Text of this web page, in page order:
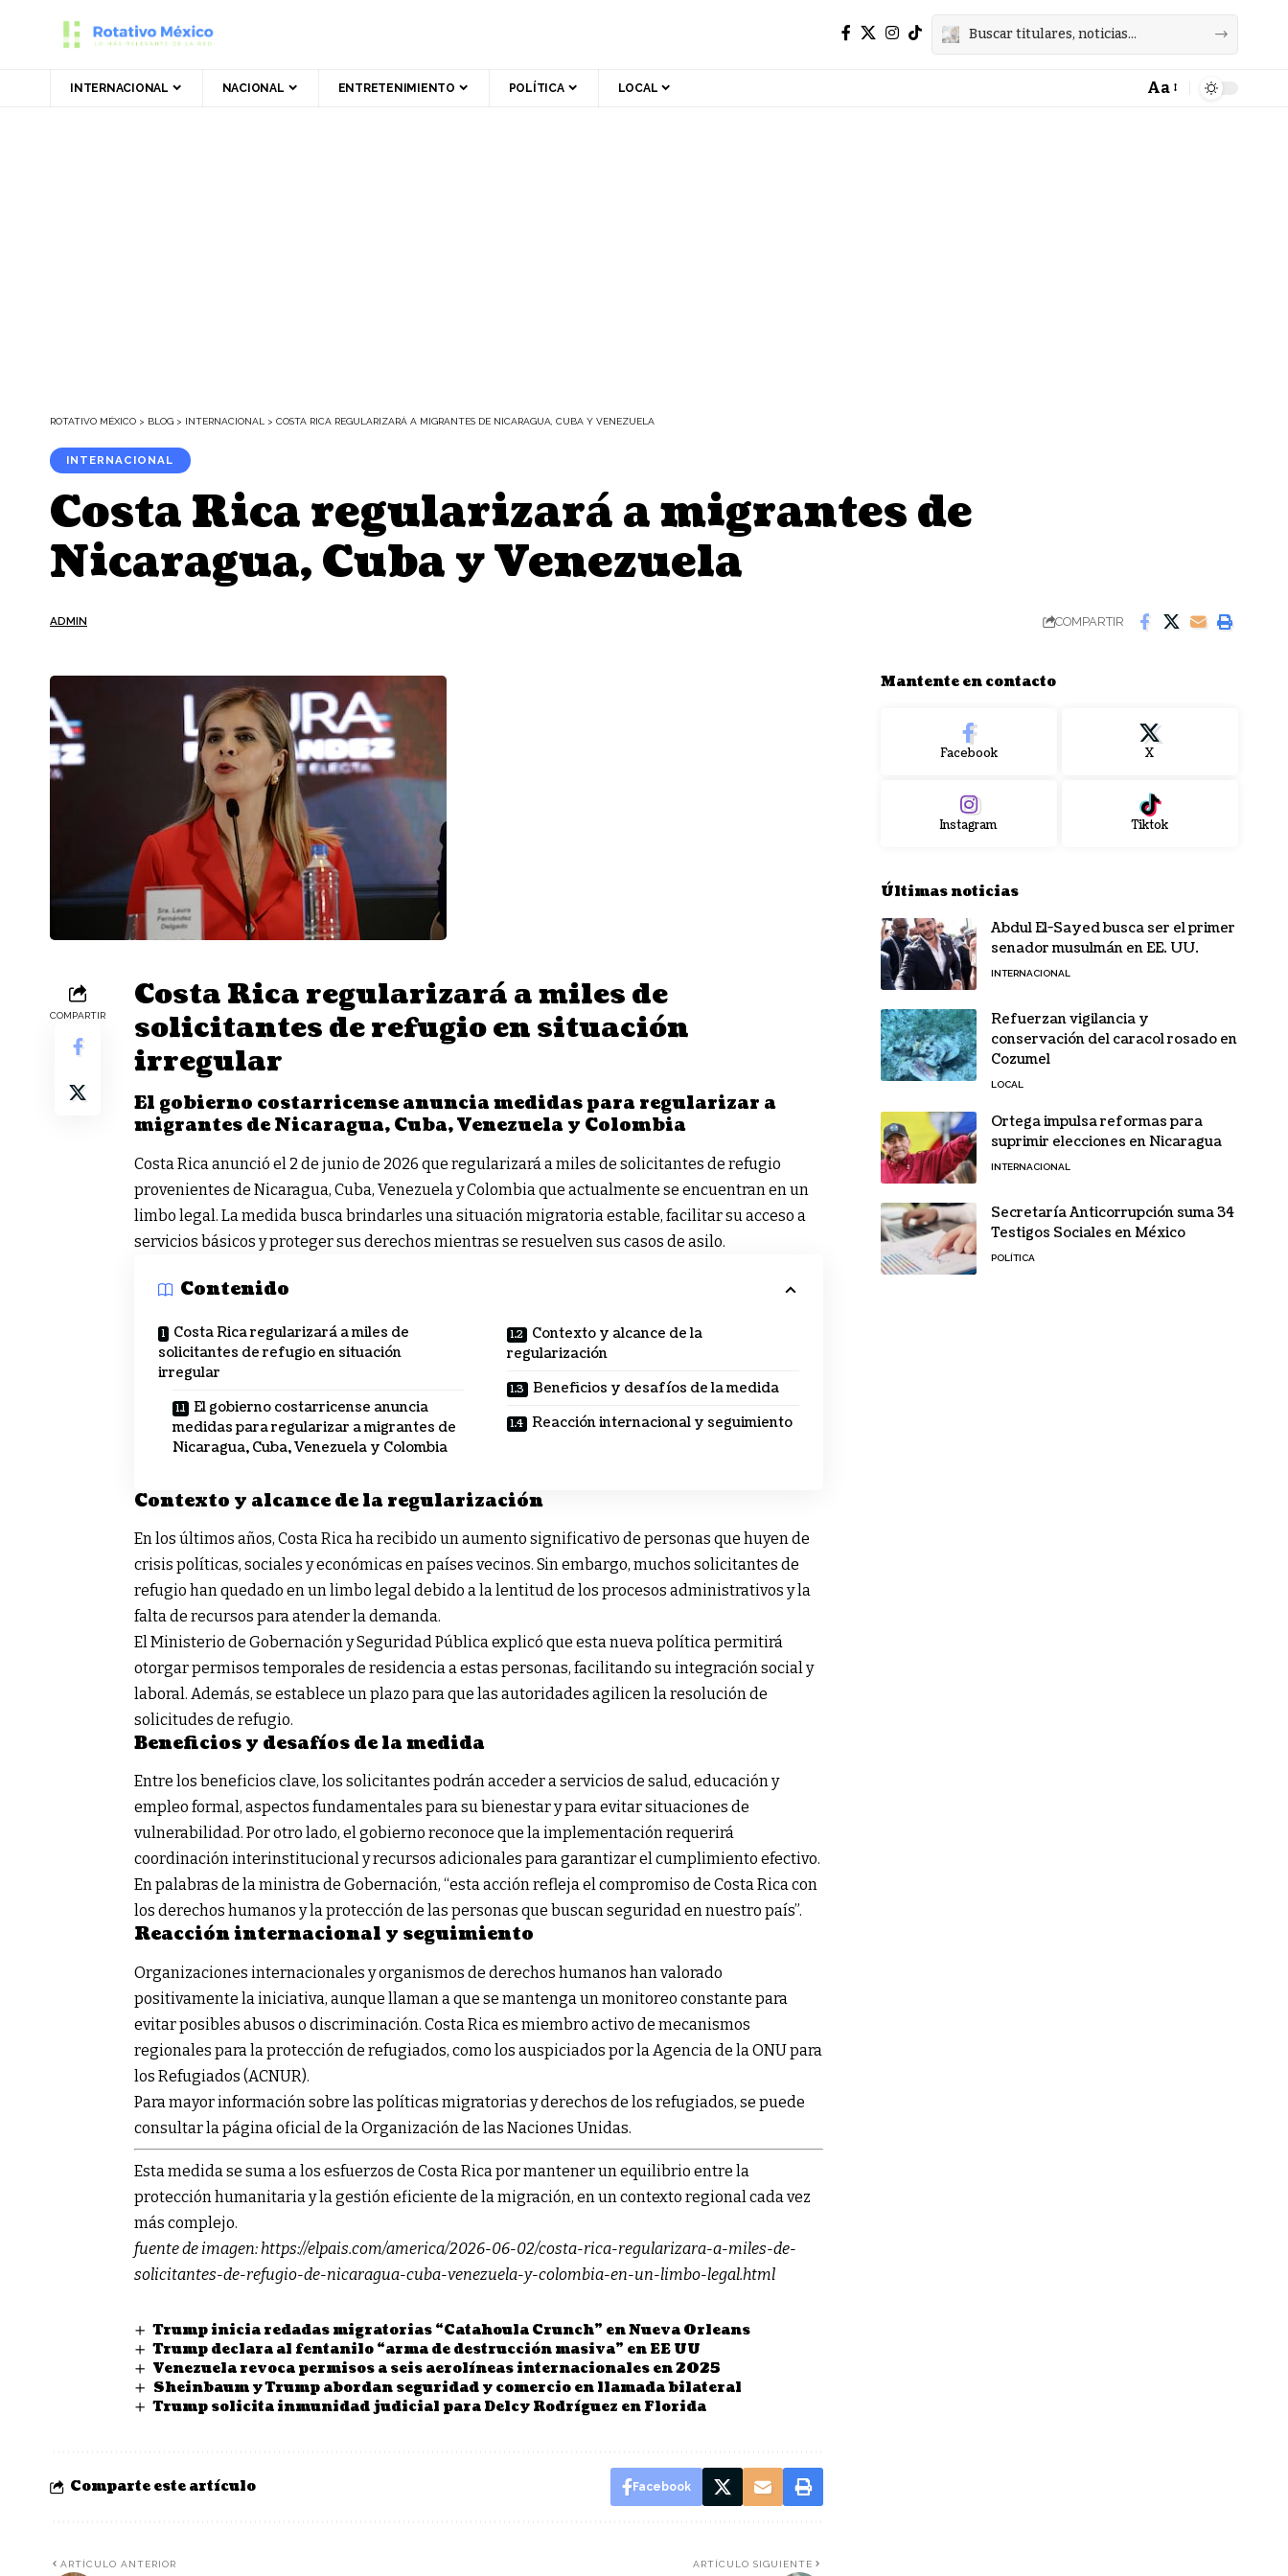
INTERNACIONAL NACIONAL ENTRETENIMIENTO POLÍTICA LOCAL Aa
ROTATIVO MÉXICO > BLOG > INTERNACIONAL > COSTA RICA REGULARIZARÁ A MIGRANTES DE NICARAGUA, CUBA Y VENEZUELA
INTERNACIONAL
Costa Rica regularizará a migrantes de
Nicaragua, Cuba y Venezuela
ADMIN COMPARTIR
COMPARTIR
Costa Rica regularizará a miles de
solicitantes de refugio en situación
irregular
El gobierno costarricense anuncia medidas para regularizar a
migrantes de Nicaragua, Cuba, Venezuela y Colombia
Costa Rica anunció el 2 de junio de 2026 que regularizará a miles de solicitantes de refugio
provenientes de Nicaragua, Cuba, Venezuela y Colombia que actualmente se encuentran en un
limbo legal. La medida busca brindarles una situación migratoria estable, facilitar su acceso a
servicios básicos y proteger sus derechos mientras se resuelven sus casos de asilo.
Contenido
Costa Rica regularizará a miles de
solicitantes de refugio en situación
irregular
El gobierno costarricense anuncia
medidas para regularizar a migrantes de
Nicaragua, Cuba, Venezuela y Colombia
Contexto y alcance de la
regularización
Beneficios y desafíos de la medida
Reacción internacional y seguimiento
Contexto y alcance de la regularización
En los últimos años, Costa Rica ha recibido un aumento significativo de personas que huyen de
crisis políticas, sociales y económicas en países vecinos. Sin embargo, muchos solicitantes de
refugio han quedado en un limbo legal debido a la lentitud de los procesos administrativos y la
falta de recursos para atender la demanda.
El Ministerio de Gobernación y Seguridad Pública explicó que esta nueva política permitirá
otorgar permisos temporales de residencia a estas personas, facilitando su integración social y
laboral. Además, se establece un plazo para que las autoridades agilicen la resolución de
solicitudes de refugio.
Beneficios y desafíos de la medida
Entre los beneficios clave, los solicitantes podrán acceder a servicios de salud, educación y
empleo formal, aspectos fundamentales para su bienestar y para evitar situaciones de
vulnerabilidad. Por otro lado, el gobierno reconoce que la implementación requerirá
coordinación interinstitucional y recursos adicionales para garantizar el cumplimiento efectivo.
En palabras de la ministra de Gobernación, “esta acción refleja el compromiso de Costa Rica con
los derechos humanos y la protección de las personas que buscan seguridad en nuestro país”.
Reacción internacional y seguimiento
Organizaciones internacionales y organismos de derechos humanos han valorado
positivamente la iniciativa, aunque llaman a que se mantenga un monitoreo constante para
evitar posibles abusos o discriminación. Costa Rica es miembro activo de mecanismos
regionales para la protección de refugiados, como los auspiciados por la Agencia de la ONU para
los Refugiados (ACNUR).
Para mayor información sobre las políticas migratorias y derechos de los refugiados, se puede
consultar la página oficial de laOrganización de las Naciones Unidas.
Esta medida se suma a los esfuerzos de Costa Rica por mantener un equilibrio entre la
protección humanitaria y la gestión eficiente de la migración, en un contexto regional cada vez
más complejo.
fuente de imagen:https://elpais.com/america/2026-06-02/costa-rica-regularizara-a-miles-de-
solicitantes-de-refugio-de-nicaragua-cuba-venezuela-y-colombia-en-un-limbo-legal.html
Trump inicia redadas migratorias “Catahoula Crunch” en Nueva Orleans
Trump declara al fentanilo “arma de destrucción masiva” en EE UU
Venezuela revoca permisos a seis aerolíneas internacionales en 2025
Sheinbaum y Trump abordan seguridad y comercio en llamada bilateral
Trump solicita inmunidad judicial para Delcy Rodríguez en Florida
Comparte este artículo Facebook
ARTÍCULO ANTERIOR ARTÍCULO SIGUIENTE
Mantente en contacto
Facebook X
Instagram Tiktok
Últimas noticias
Abdul El-Sayed busca ser el primer
senador musulmán en EE. UU.
INTERNACIONAL
Refuerzan vigilancia y
conservación del caracol rosado en
Cozumel
LOCAL
Ortega impulsa reformas para
suprimir elecciones en Nicaragua
INTERNACIONAL
Secretaría Anticorrupción suma 34
Testigos Sociales en México
POLÍTICA